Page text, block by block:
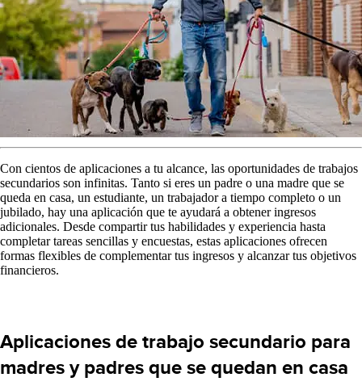
Con cientos de aplicaciones a tu alcance, las oportunidades de trabajos
secundarios son infinitas. Tanto si eres un padre o una madre que se
queda en casa, un estudiante, un trabajador a tiempo completo o un
jubilado, hay una aplicación que te ayudará a obtener ingresos
adicionales. Desde compartir tus habilidades y experiencia hasta
completar tareas sencillas y encuestas, estas aplicaciones ofrecen
formas flexibles de complementar tus ingresos y alcanzar tus objetivos
financieros.
Aplicaciones de trabajo secundario para
madres y padres que se quedan en casa